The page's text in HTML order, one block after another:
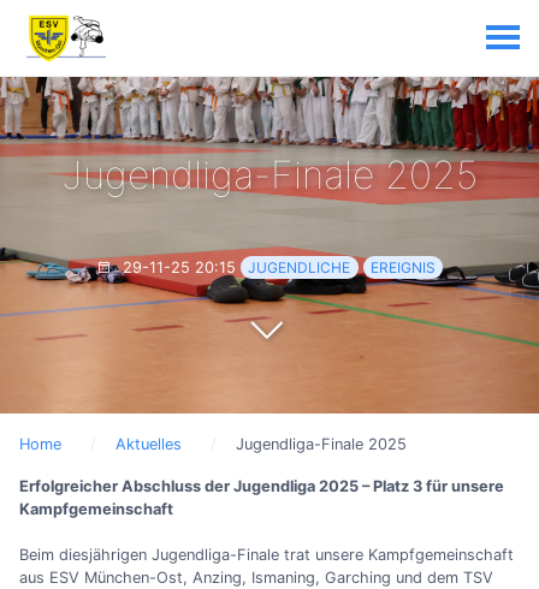
Jugendliga-Finale 2025
29-11-25 20:15 JUGENDLICHE EREIGNIS
Home Aktuelles Jugendliga-Finale 2025
Erfolgreicher Abschluss der Jugendliga 2025 – Platz 3 für unsere
Kampfgemeinschaft
Beim diesjährigen Jugendliga-Finale trat unsere Kampfgemeinschaft
aus ESV München-Ost, Anzing, Ismaning, Garching und dem TSV